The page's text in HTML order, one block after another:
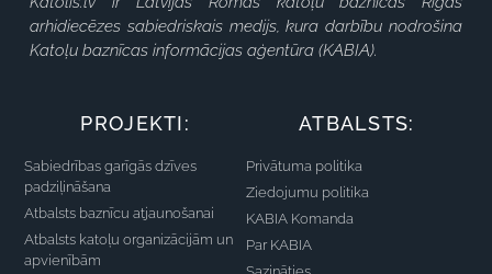
arhidiecēzes sabiedriskais medijs, kura darbību nodrošina
Katoļu baznīcas informācijas aģentūra (KABIA).
PROJEKTI:
Sabiedrības garīgās dzīves
padziļināšana
Atbalsts baznīcu atjaunošanai
Atbalsts katoļu organizācijām un
apvienībām
ATBALSTS:
Privātuma politika
Ziedojumu politika
KABIA Komanda
Par KABIA